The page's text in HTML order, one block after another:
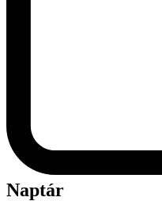
Naptár